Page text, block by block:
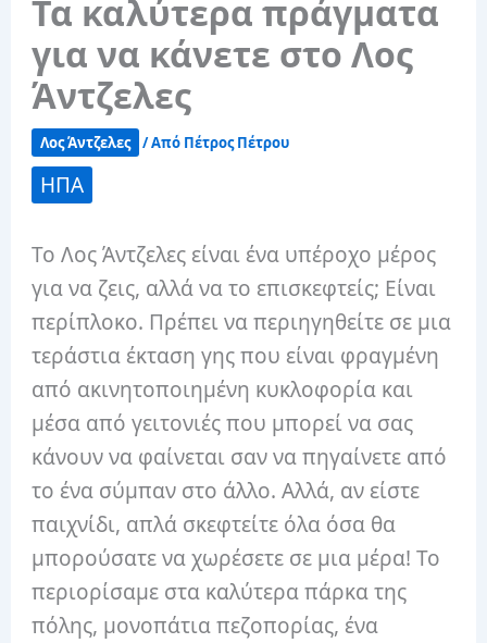
Τα καλύτερα πράγματα
για να κάνετε στο Λος
Άντζελες
Λος Άντζελες / Από Πέτρος Πέτρου
ΗΠΑ
Το Λος Άντζελες είναι ένα υπέροχο μέρος
για να ζεις, αλλά να το επισκεφτείς; Είναι
περίπλοκο. Πρέπει να περιηγηθείτε σε μια
τεράστια έκταση γης που είναι φραγμένη
από ακινητοποιημένη κυκλοφορία και
μέσα από γειτονιές που μπορεί να σας
κάνουν να φαίνεται σαν να πηγαίνετε από
το ένα σύμπαν στο άλλο. Αλλά, αν είστε
παιχνίδι, απλά σκεφτείτε όλα όσα θα
μπορούσατε να χωρέσετε σε μια μέρα! Το
περιορίσαμε στα καλύτερα πάρκα της
πόλης, μονοπάτια πεζοπορίας, ένα